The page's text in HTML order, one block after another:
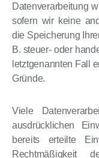
Datenverarbeitung
sofern wir keine
die Speicherung
B. steuer- oder
letztgenannten Fall
Gründe.
Viele
ausdrücklichen
bereits erteilte
Rechtmäßigkeit